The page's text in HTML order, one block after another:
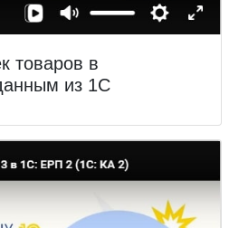
товаров в
из 1С